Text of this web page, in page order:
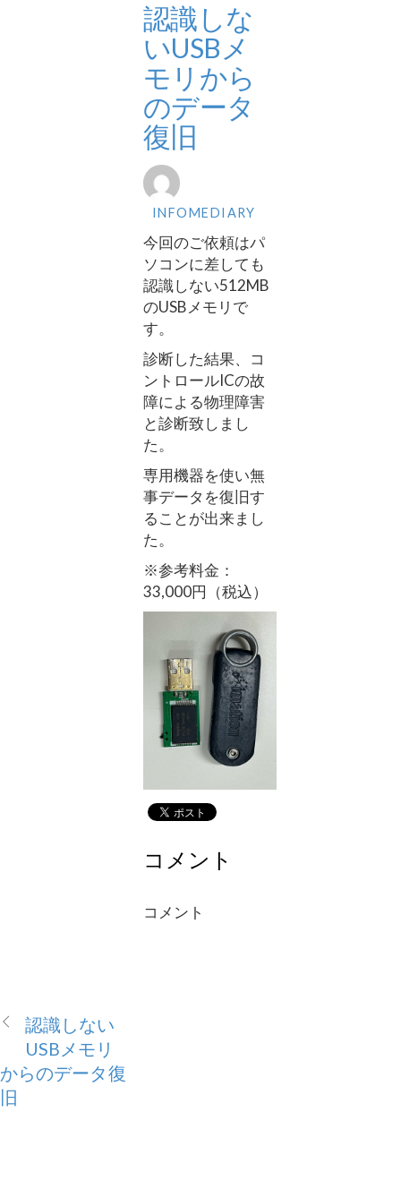
認識しな
いUSBメ
モリから
のデータ
復旧
INFOMEDIARY
今回のご依頼はパ
ソコンに差しても
認識しない512MB
のUSBメモリで
す。
診断した結果、コ
ントロールICの故
障による物理障害
と診断致しまし
た。
専用機器を使い無
事データを復旧す
ることが出来まし
た。
※参考料金：
33,000円（税込）
コメント
コメント
認識しない
USBメモリ
からのデータ復
旧